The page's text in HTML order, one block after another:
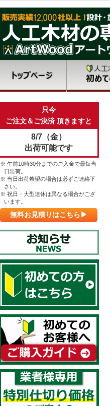
只今
ご注文＆ご決済 頂きますと
8/7（金）
出荷可能です
※ 午前10時30分までのご入金で最短当
日出荷。
※ 当日出荷希望の場合は必ずご連絡下
さい。
※ 祝日・大型連休は異なる場合がござ
います。
無料お見積りはこちら▶